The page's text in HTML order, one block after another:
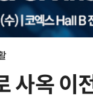
사옥